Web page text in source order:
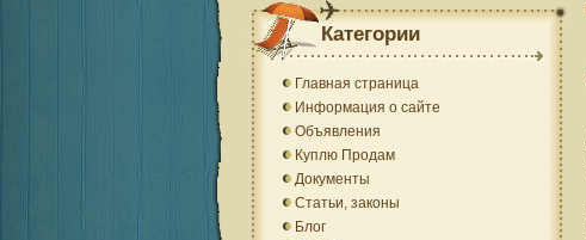
Категории
Главная страница
Информация о сайте
Объявления
Куплю Продам
Документы
Статьи, законы
Блог